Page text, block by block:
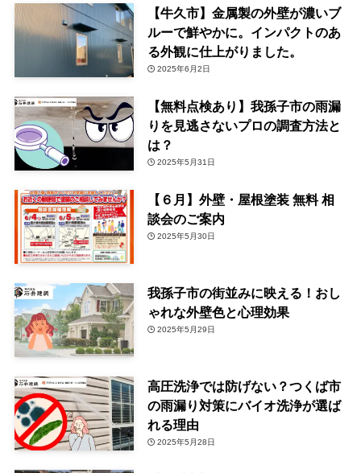
【牛久市】金属製の外壁が濃いブ
ルーで鮮やかに。インパクトのあ
る外観に仕上がりました。
2025年6月2日
【無料点検あり】我孫子市の雨漏
りを見逃さないプロの調査方法と
は？
2025年5月31日
【６月】外壁・屋根塗装 無料 相
談会のご案内
2025年5月30日
我孫子市の街並みに映える！おし
ゃれな外壁色と心理効果
2025年5月29日
高圧洗浄では防げない？つくば市
の雨漏り対策にバイオ洗浄が選ば
れる理由
2025年5月28日